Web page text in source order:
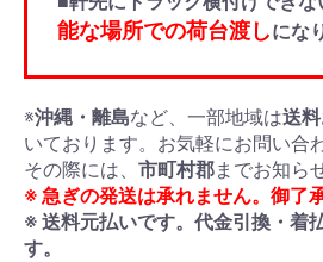
能な場所での荷台渡しにな
※沖縄・離島など、一部地域は送
いております。お気軽にお問い合
その際には、 市町村郡までお知ら
※ 急ぎの発送は承れません。御了
※ 送料元払いです。代金引換・着
す。